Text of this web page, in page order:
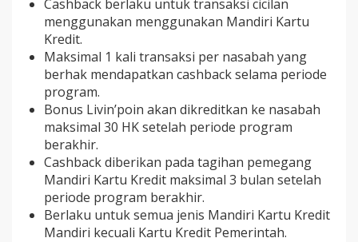
Cashback berlaku untuk transaksi cicilan
menggunakan menggunakan Mandiri Kartu
Kredit.
Maksimal 1 kali transaksi per nasabah yang
berhak mendapatkan cashback selama periode
program.
Bonus Livin’poin akan dikreditkan ke nasabah
maksimal 30 HK setelah periode program
berakhir.
Cashback diberikan pada tagihan pemegang
Mandiri Kartu Kredit maksimal 3 bulan setelah
periode program berakhir.
Berlaku untuk semua jenis Mandiri Kartu Kredit
Mandiri kecuali Kartu Kredit Pemerintah.